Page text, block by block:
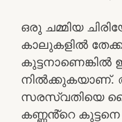
ഒരു ചമ്മിയ
കാലുകളിൽ
കുട്ടനാണെങ്കിൽ
നിൽക്കുകയാണ്.
സരസ്വതിയെ
കണ്ണൻ്റെ